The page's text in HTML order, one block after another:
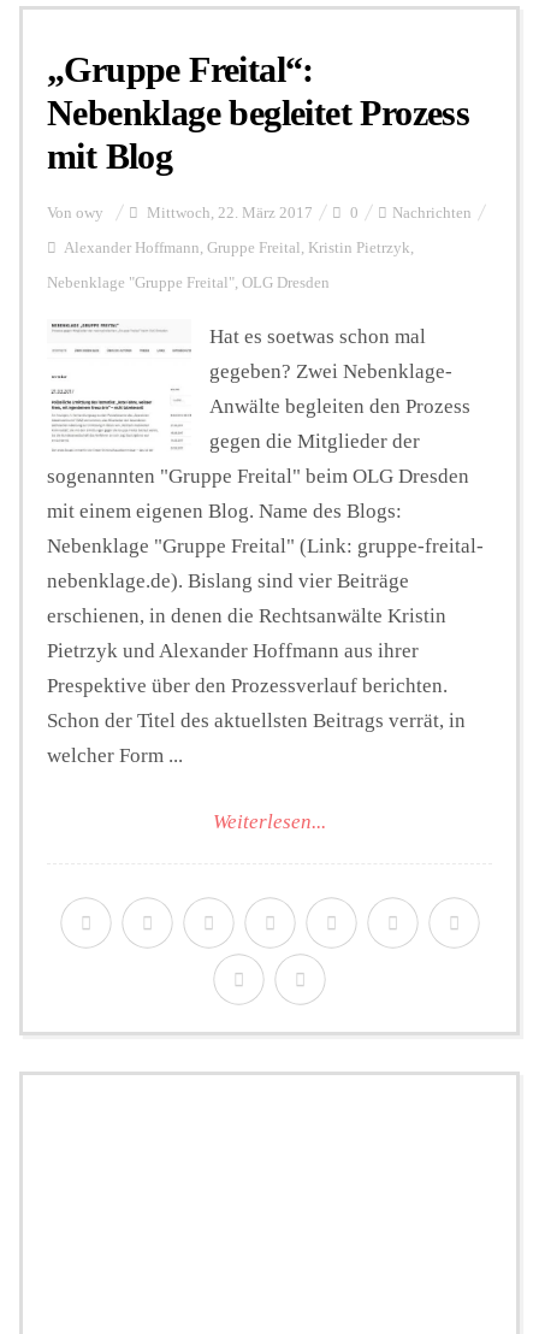
Personalien
FUNKTURM-Beiträge
Podcast
Seminare
Unterstützen
„Gruppe Freital“:
Nebenklage begleitet Prozess
mit Blog
Von owy Mittwoch, 22. März 2017 0 Nachrichten
Alexander Hoffmann, Gruppe Freital , Kristin Pietrzyk,
Nebenklage "Gruppe Freital", OLG Dresden
Hat es soetwas schon mal
gegeben? Zwei Nebenklage-
Anwälte begleiten den Prozess
gegen die Mitglieder der
sogenannten "Gruppe Freital" beim OLG Dresden
mit einem eigenen Blog. Name des Blogs:
Nebenklage "Gruppe Freital" (Link: gruppe-freital-
nebenklage.de). Bislang sind vier Beiträge
erschienen, in denen die Rechtsanwälte Kristin
Pietrzyk und Alexander Hoffmann aus ihrer
Prespektive über den Prozessverlauf berichten.
Schon der Titel des aktuellsten Beitrags verrät, in
welcher Form ...
Weiterlesen...